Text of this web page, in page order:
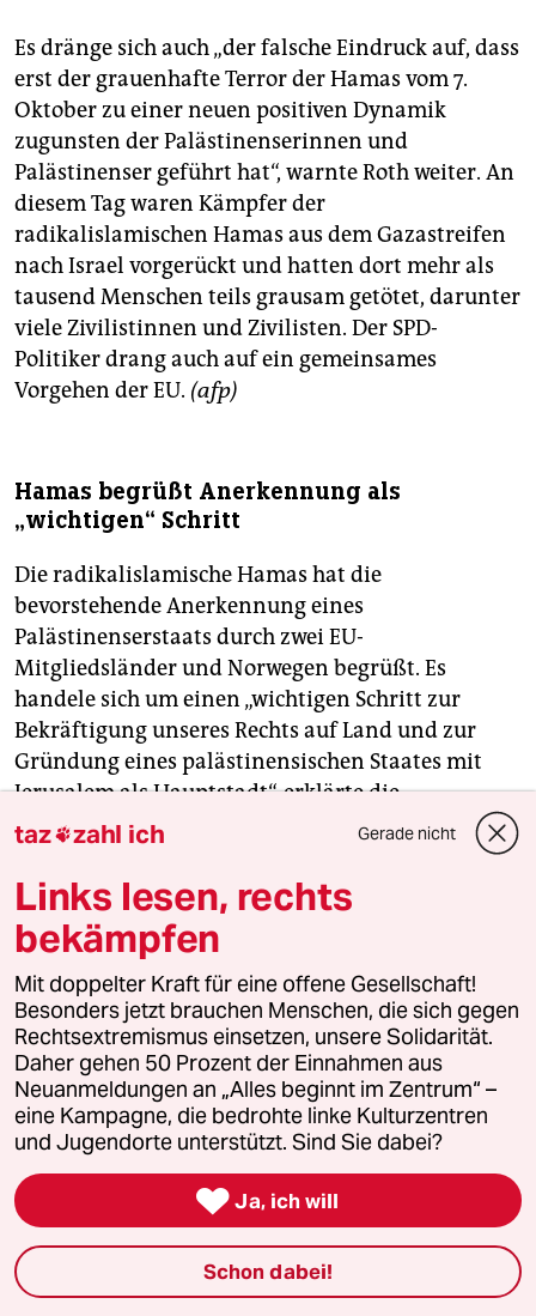
Es dränge sich auch „der falsche Eindruck auf, dass
erst der grauenhafte Terror der Hamas vom 7.
Oktober zu einer neuen positiven Dynamik
zugunsten der Palästinenserinnen und
Palästinenser geführt hat“, warnte Roth weiter. An
diesem Tag waren Kämpfer der
radikalislamischen Hamas aus dem Gazastreifen
nach Israel vorgerückt und hatten dort mehr als
tausend Menschen teils grausam getötet, darunter
viele Zivilistinnen und Zivilisten. Der SPD-
Politiker drang auch auf ein gemeinsames
Vorgehen der EU. (afp)
Hamas begrüßt Anerkennung als
„wichtigen“ Schritt
Die radikalislamische Hamas hat die
bevorstehende Anerkennung eines
Palästinenserstaats durch zwei EU-
Mitgliedsländer und Norwegen begrüßt. Es
handele sich um einen „wichtigen Schritt zur
Bekräftigung unseres Rechts auf Land und zur
Gründung eines palästinensischen Staates mit
Jerusalem als Hauptstadt“, erklärte die
Palästinenserorganisation am Mittwoch. Ein
Nachrichtenagentur AFP, die geplanten
Anerkennungen seien dem „mutigen Widerstand“
der Palästinenser zu verdanken.
Die Ankündigungen aus Spanien, Irland und
Norwegen seien das „direkte Ergebnis“ der
„legendären Standhaftigkeit des
palästinensischen Volkes“, argumentierte Bassem
Naim vom Politbüro der Hamas. „Wir glauben, dass
dies ein Wendepunkt in der internationalen
Haltung zur palästinensischen Frage sein wird“,
fügte Naim hinzu. Die Hamas forderte weitere
Länder dazu auf, „unsere legitimen nationalen
Rechte anzuerkennen“.(afp)
taz zahl ich Gerade nicht
Links lesen, rechts
bekämpfen
Mit doppelter Kraft für eine offene Gesellschaft!
Besonders jetzt brauchen Menschen, die sich gegen
Rechtsextremismus einsetzen, unsere Solidarität.
Daher gehen 50 Prozent der Einnahmen aus
Neuanmeldungen an „Alles beginnt im Zentrum“ –
eine Kampagne, die bedrohte linke Kulturzentren
und Jugendorte unterstützt. Sind Sie dabei?
 Ja, ich will
Schon dabei!